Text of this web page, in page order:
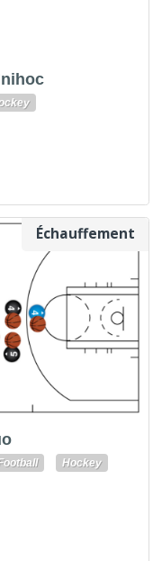
Échauffement
Hockey